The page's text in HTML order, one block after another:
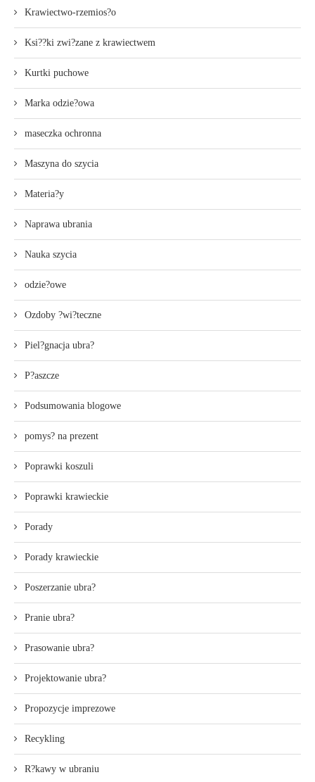
Krawiectwo-rzemios?o
Ksi??ki zwi?zane z krawiectwem
Kurtki puchowe
Marka odzie?owa
maseczka ochronna
Maszyna do szycia
Materia?y
Naprawa ubrania
Nauka szycia
odzie?owe
Ozdoby ?wi?teczne
Piel?gnacja ubra?
P?aszcze
Podsumowania blogowe
pomys? na prezent
Poprawki koszuli
Poprawki krawieckie
Porady
Porady krawieckie
Poszerzanie ubra?
Pranie ubra?
Prasowanie ubra?
Projektowanie ubra?
Propozycje imprezowe
Recykling
R?kawy w ubraniu